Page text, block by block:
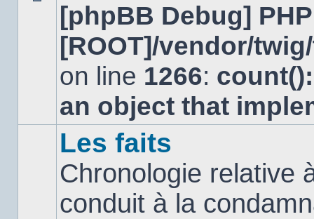
Aucun
message
non
[phpBB Debug]
[ROOT]/vendor/
on line 1266:
an object that
Les faits
Chronologie relative
conduit à la